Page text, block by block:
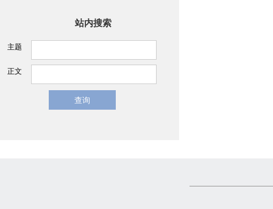
站内搜索
主题
正文